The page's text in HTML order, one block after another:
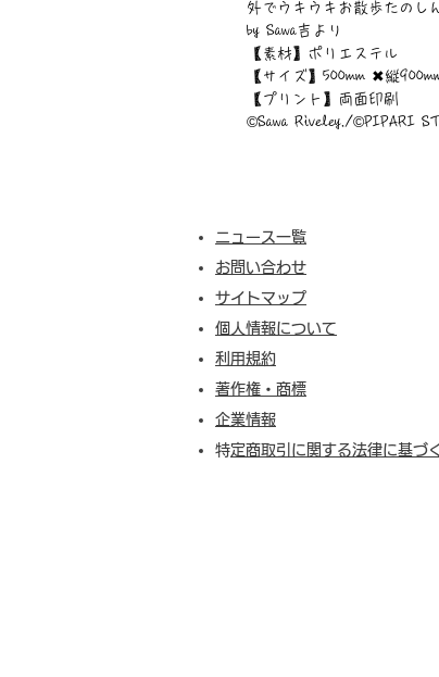
外でウキウキお散歩たのし
by Sawa吉より
【素材】ポリエステル
【サイズ】500mm ✖︎縦
【プリント】両面印刷
©︎Sawa Riveley./©︎PIPARI
ニュース一覧
お問い合わせ
サイトマップ
個人情報について
利用規約
著作権・商標
企業情報
​特定商取引に関する法律に基づ